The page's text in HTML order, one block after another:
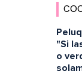
"Si
o